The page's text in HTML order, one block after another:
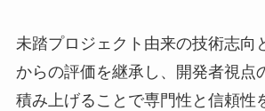
未踏プロジェクト由来の技術志向
からの評価を継承し、開発者視点
積み上げることで専門性と信頼性